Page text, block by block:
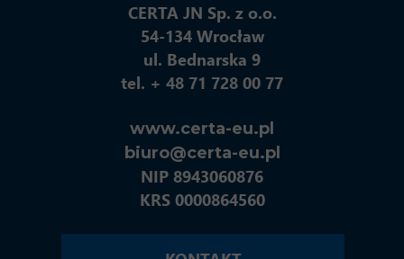
CERTA JN Sp. z o.o.
54-134 Wrocław
ul. Bednarska 9
tel. + 48 71 728 00 77
www.certa-eu.pl
biuro@certa-eu.pl
NIP 8943060876
KRS 0000864560